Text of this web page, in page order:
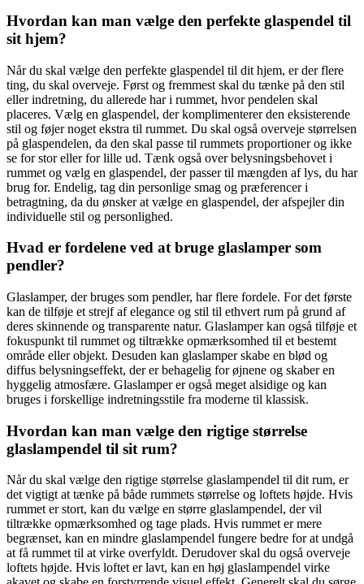
Hvordan kan man vælge den perfekte glaspendel til
sit hjem?
Når du skal vælge den perfekte glaspendel til dit hjem, er der flere
ting, du skal overveje. Først og fremmest skal du tænke på den stil
eller indretning, du allerede har i rummet, hvor pendelen skal
placeres. Vælg en glaspendel, der komplimenterer den eksisterende
stil og føjer noget ekstra til rummet. Du skal også overveje størrelsen
på glaspendelen, da den skal passe til rummets proportioner og ikke
se for stor eller for lille ud. Tænk også over belysningsbehovet i
rummet og vælg en glaspendel, der passer til mængden af lys, du har
brug for. Endelig, tag din personlige smag og præferencer i
betragtning, da du ønsker at vælge en glaspendel, der afspejler din
individuelle stil og personlighed.
Hvad er fordelene ved at bruge glaslamper som
pendler?
Glaslamper, der bruges som pendler, har flere fordele. For det første
kan de tilføje et strejf af elegance og stil til ethvert rum på grund af
deres skinnende og transparente natur. Glaslamper kan også tilføje et
fokuspunkt til rummet og tiltrække opmærksomhed til et bestemt
område eller objekt. Desuden kan glaslamper skabe en blød og
diffus belysningseffekt, der er behagelig for øjnene og skaber en
hyggelig atmosfære. Glaslamper er også meget alsidige og kan
bruges i forskellige indretningsstile fra moderne til klassisk.
Hvordan kan man vælge den rigtige størrelse
glaslampendel til sit rum?
Når du skal vælge den rigtige størrelse glaslampendel til dit rum, er
det vigtigt at tænke på både rummets størrelse og loftets højde. Hvis
rummet er stort, kan du vælge en større glaslampendel, der vil
tiltrække opmærksomhed og tage plads. Hvis rummet er mere
begrænset, kan en mindre glaslampendel fungere bedre for at undgå
at få rummet til at virke overfyldt. Derudover skal du også overveje
loftets højde. Hvis loftet er lavt, kan en høj glaslampendel virke